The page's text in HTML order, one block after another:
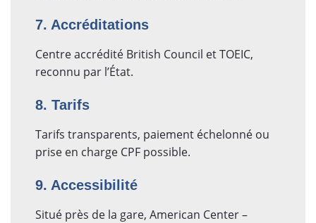
7. Accréditations
Centre accrédité British Council et TOEIC,
reconnu par l’État.
8. Tarifs
Tarifs transparents, paiement échelonné ou
prise en charge CPF possible.
9. Accessibilité
Situé près de la gare, American Center –